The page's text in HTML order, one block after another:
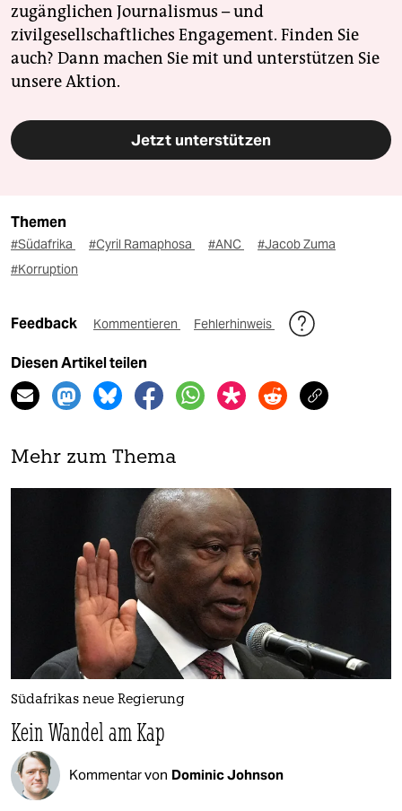
zugänglichen Journalismus – und
zivilgesellschaftliches Engagement. Finden Sie
auch? Dann machen Sie mit und unterstützen Sie
unsere Aktion.
Jetzt unterstützen
Themen
#Südafrika #Cyril Ramaphosa #ANC
#Jacob Zuma
#Korruption
Feedback Kommentieren Fehlerhinweis
Diesen Artikel teilen
Mehr zum Thema
Südafrikas neue Regierung
Kein Wandel am Kap
Kommentar von Dominic Johnson